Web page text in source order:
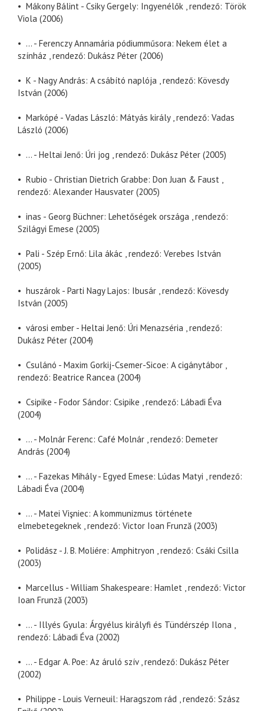
• Mákony Bálint - Csiky Gergely: Ingyenélők , rendező: Török
Viola (2006)
• ... - Ferenczy Annamária pódiumműsora: Nekem élet a
színház , rendező: Dukász Péter (2006)
• K - Nagy András: A csábító naplója , rendező: Kövesdy
István (2006)
• Markópé - Vadas László: Mátyás király , rendező: Vadas
László (2006)
• ... - Heltai Jenő: Úri jog , rendező: Dukász Péter (2005)
• Rubio - Christian Dietrich Grabbe: Don Juan & Faust ,
rendező: Alexander Hausvater (2005)
• inas - Georg Büchner: Lehetőségek országa , rendező:
Szilágyi Emese (2005)
• Pali - Szép Ernő: Lila ákác , rendező: Verebes István
(2005)
• huszárok - Parti Nagy Lajos: Ibusár , rendező: Kövesdy
István (2005)
• városi ember - Heltai Jenő: Úri Menazséria , rendező:
Dukász Péter (2004)
• Csulánó - Maxim Gorkij-Csemer-Sicoe: A cigánytábor ,
rendező: Beatrice Rancea (2004)
• Csipike - Fodor Sándor: Csipike , rendező: Lábadi Éva
(2004)
• ... - Molnár Ferenc: Café Molnár , rendező: Demeter
András (2004)
• ... - Fazekas Mihály - Egyed Emese: Lúdas Matyi , rendező:
Lábadi Éva (2004)
• ... - Matei Vişniec: A kommunizmus története
elmebetegeknek , rendező: Victor Ioan Frunză (2003)
• Polidász - J. B. Moliére: Amphitryon , rendező: Csáki Csilla
(2003)
• Marcellus - William Shakespeare: Hamlet , rendező: Victor
Ioan Frunză (2003)
• ... - Illyés Gyula: Árgyélus királyfi és Tündérszép Ilona ,
rendező: Lábadi Éva (2002)
• ... - Edgar A. Poe: Az áruló szív , rendező: Dukász Péter
(2002)
• Philippe - Louis Verneuil: Haragszom rád , rendező: Szász